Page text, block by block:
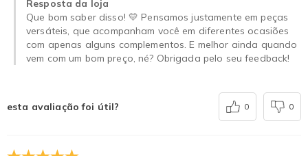
Resposta da loja
Que bom saber disso! 💛 Pensamos justamente em peças
versáteis, que acompanham você em diferentes ocasiões
com apenas alguns complementos. E melhor ainda quando
vem com um bom preço, né? Obrigada pelo seu feedback!
esta avaliação foi útil? 0 0